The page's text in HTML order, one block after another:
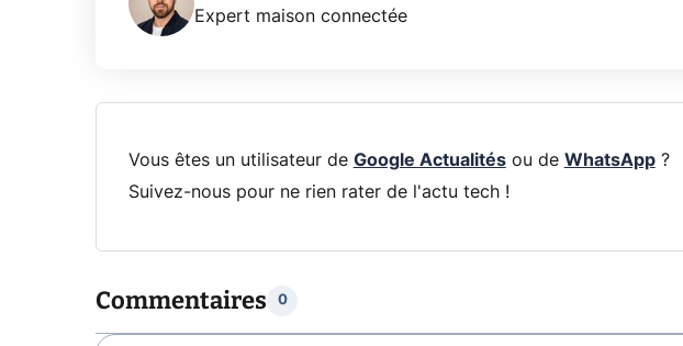
Expert maison connectée
Vous êtes un utilisateur de Google Actualitésou de WhatsApp?
Suivez-nous pour ne rien rater de l'actu tech !
Commentaires 0